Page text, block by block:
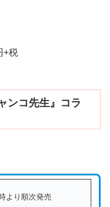
+税
ンコ先生』コラ
より順次発売